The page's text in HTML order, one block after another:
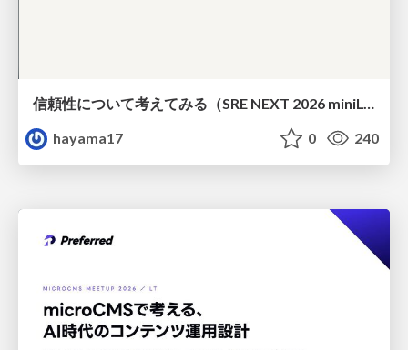
信頼性について考えてみる（SRE NEXT 2026 miniLT）
hayama17
0 240